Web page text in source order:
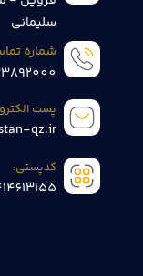
سلیمانی
شماره
پست
qz.ir
کدپستی: